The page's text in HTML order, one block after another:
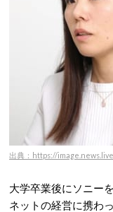
出典：https://
大学卒業後にソニー
ネットの経営に携わ